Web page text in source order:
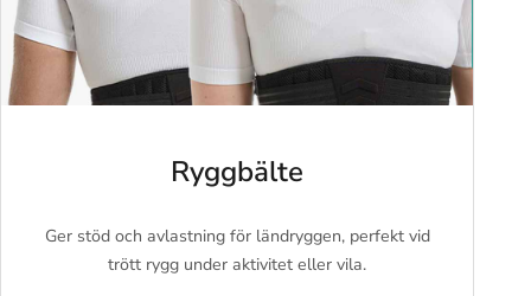
Ryggbälte
Ger stöd och avlastning för ländryggen, perfekt vid
trött rygg under aktivitet eller vila.